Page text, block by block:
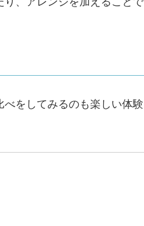
をしてみるのも楽しい体験